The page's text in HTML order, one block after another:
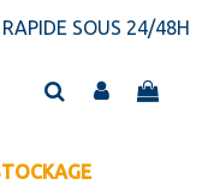
SOUS 24/48H